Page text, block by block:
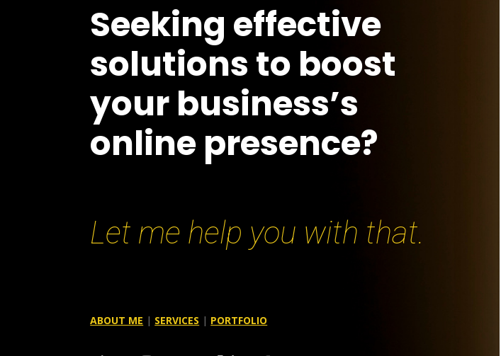
Seeking effective
solutions to boost
your business’s
online presence?
Let me help you with that.
ABOUT ME | SERVICES | PORTFOLIO